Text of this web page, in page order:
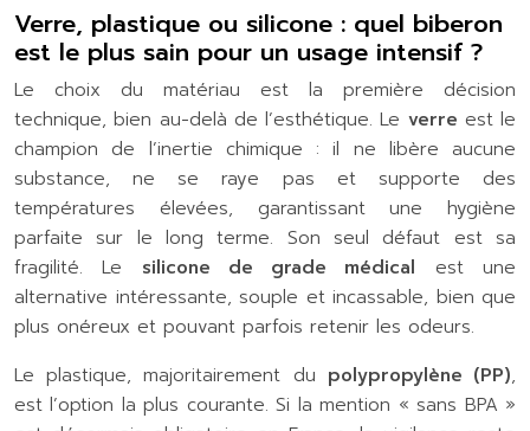
Verre, plastique ou silicone : quel biberon
est le plus sain pour un usage intensif ?
Le choix du matériau est la première décision
technique, bien au-delà de l’esthétique. Le verre est le
champion de l’inertie chimique : il ne libère aucune
substance, ne se raye pas et supporte des
températures élevées, garantissant une hygiène
parfaite sur le long terme. Son seul défaut est sa
fragilité. Le silicone de grade médical est une
alternative intéressante, souple et incassable, bien que
plus onéreux et pouvant parfois retenir les odeurs.
Le plastique, majoritairement du polypropylène (PP),
est l’option la plus courante. Si la mention « sans BPA »